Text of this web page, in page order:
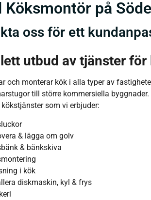
Köksmontör på
oss för ett
utbud av tjänster för
och monterar kök i alla typer av
till större kommersiella byggnader.
som vi erbjuder:
& lägga om golv
& bänkskiva
i kök
diskmaskin, kyl & frys